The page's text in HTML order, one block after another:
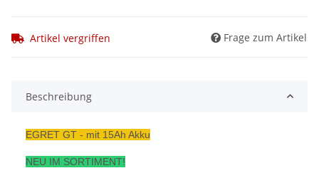
Artikel vergriffen Frage zum Artikel
Beschreibung
EGRET GT - mit 15Ah Akku
NEU IM SORTIMENT!